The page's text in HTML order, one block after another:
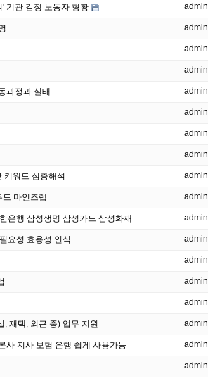
"고객님~" 건보공단 '모두 외주'...심평원 '모두 정규직' 기관 감정 노동자 형황 admin
admin
admin
admin
과정과 실태 admin
admin
admin
admin
키워드 심층해석 admin
콜센터의 딥러닝 솔루션 적용 사례, 인공지능 클라우드 마인즈랩 admin
신한은행 삼성생명 삼성카드 삼성화재 admin
요성 효용성 인식 admin
admin
admin
admin
재택, 외근 중) 업무 지원 admin
사 본사 지사 보험 은행 쉽게 사용가능 admin
admin